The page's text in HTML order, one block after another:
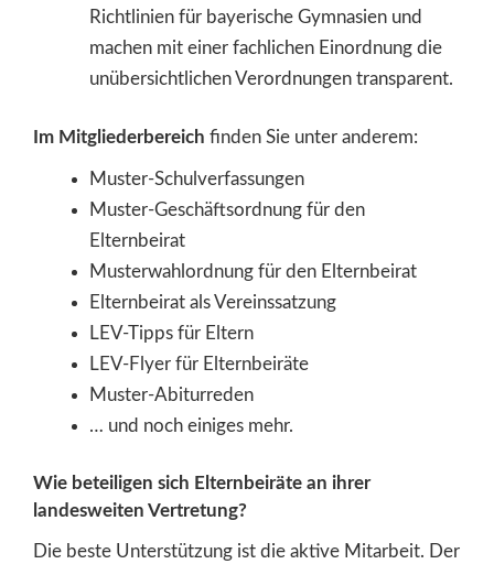
Richtlinien für bayerische Gymnasien und
machen mit einer fachlichen Einordnung die
unübersichtlichen Verordnungen transparent.
Im Mitgliederbereich finden Sie unter anderem:
Muster-Schulverfassungen
Muster-Geschäftsordnung für den
Elternbeirat
Musterwahlordnung für den Elternbeirat
Elternbeirat als Vereinssatzung
LEV-Tipps für Eltern
LEV-Flyer für Elternbeiräte
Muster-Abiturreden
… und noch einiges mehr.
Wie beteiligen sich Elternbeiräte an ihrer
landesweiten Vertretung?
Die beste Unterstützung ist die aktive Mitarbeit. Der